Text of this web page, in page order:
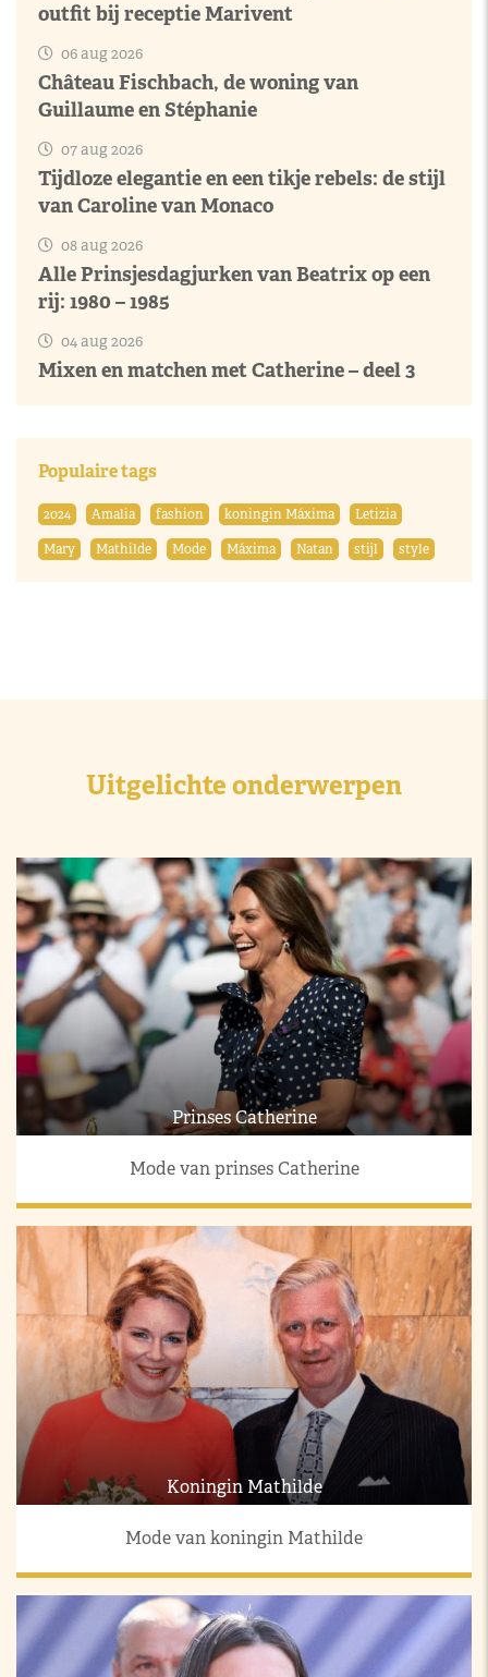
outfit bij receptie Marivent
06 aug 2026
Château Fischbach, de woning van
Guillaume en Stéphanie
07 aug 2026
Tijdloze elegantie en een tikje rebels: de stijl
van Caroline van Monaco
08 aug 2026
Alle Prinsjesdagjurken van Beatrix op een
rij: 1980 – 1985
04 aug 2026
Mixen en matchen met Catherine – deel 3
Populaire tags
2024 Amalia fashion koningin Máxima
Letizia
Mary
Mathilde Mode Máxima Natan stijl style
Uitgelichte onderwerpen
Prinses Catherine
Mode van prinses Catherine
Koningin Mathilde
Mode van koningin Mathilde